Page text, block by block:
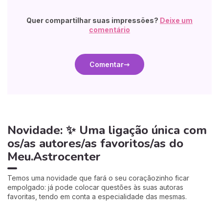
Quer compartilhar suas impressões? Deixe um
comentário
Comentar
Novidade: ✨ Uma ligação única com
os/as autores/as favoritos/as do
Meu.Astrocenter
Temos uma novidade que fará o seu coraçãozinho ficar
empolgado: já pode colocar questões às suas autoras
favoritas, tendo em conta a especialidade das mesmas.